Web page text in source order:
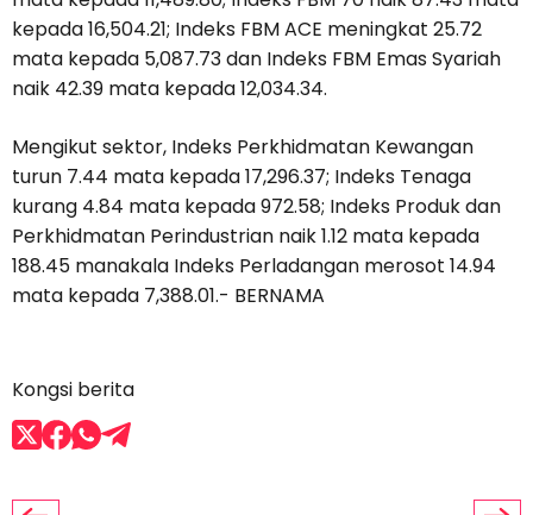
kepada 16,504.21; Indeks FBM ACE meningkat 25.72
mata kepada 5,087.73 dan Indeks FBM Emas Syariah
naik 42.39 mata kepada 12,034.34.
Mengikut sektor, Indeks Perkhidmatan Kewangan
turun 7.44 mata kepada 17,296.37; Indeks Tenaga
kurang 4.84 mata kepada 972.58; Indeks Produk dan
Perkhidmatan Perindustrian naik 1.12 mata kepada
188.45 manakala Indeks Perladangan merosot 14.94
mata kepada 7,388.01.- BERNAMA
Kongsi berita